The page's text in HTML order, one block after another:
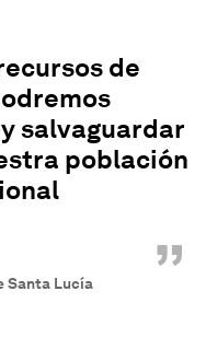
de
salvaguardar
población
”
Santa Lucía